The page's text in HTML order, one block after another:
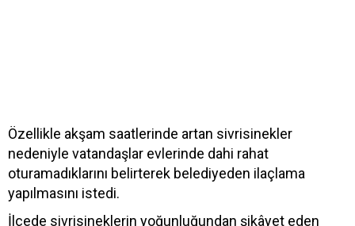
Özellikle akşam saatlerinde artan sivrisinekler
nedeniyle vatandaşlar evlerinde dahi rahat
oturamadıklarını belirterek belediyeden ilaçlama
yapılmasını istedi.
İlçede sivrisineklerin yoğunluğundan şikâyet eden